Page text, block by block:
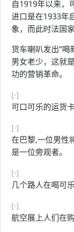
自1919年以来，
进口是在1933年
象，而此时法国
货车喇叭发出“喝
男女老少，这就
功的营销革命。
[-]
可口可乐的运货
[-]
在巴黎,一位男性
是一位旁观者。
[-]
几个路人在喝可乐
[-]
航空展上人们在